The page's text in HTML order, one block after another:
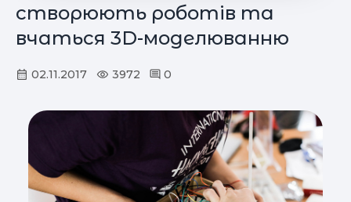
створюють роботів та
вчаться 3D-моделюванню
02.11.2017 3972 0